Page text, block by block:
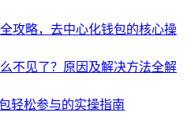
攻略，去中心化钱包的核心操
不见了？原因及解决方法全解
轻松参与的实操指南